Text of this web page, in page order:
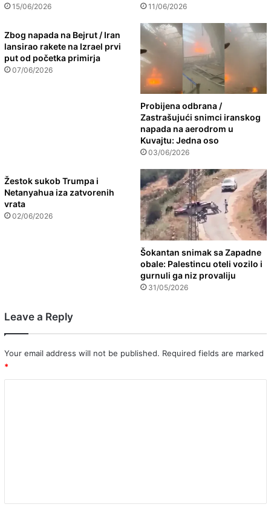
15/06/2026 11/06/2026
Zbog napada na Bejrut / Iran
lansirao rakete na Izrael prvi
put od početka primirja
07/06/2026
Probijena odbrana /
Zastrašujući snimci iranskog
napada na aerodrom u
Kuvajtu: Jedna oso
03/06/2026
Žestok sukob Trumpa i
Netanyahua iza zatvorenih
vrata
02/06/2026
Šokantan snimak sa Zapadne
obale: Palestincu oteli vozilo i
gurnuli ga niz provaliju
31/05/2026
Leave a Reply
Your email address will not be published. Required fields are marked
*